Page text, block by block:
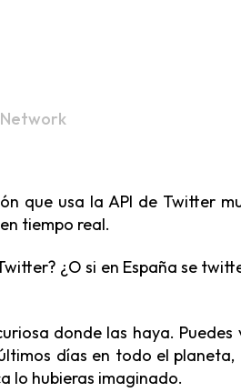
que usa la API de Twitter
tiempo real.
¿O si en España se
donde las haya. Puedes
días en todo el planeta,
lo hubieras imaginado.